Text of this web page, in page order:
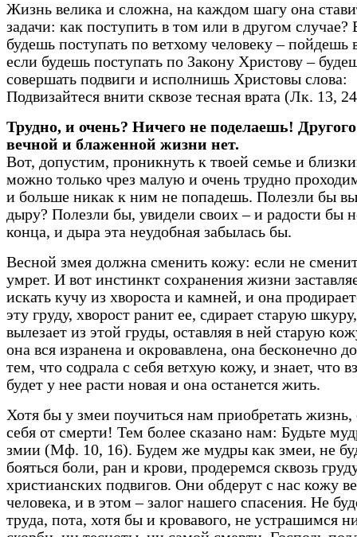
Жизнь велика и сложна, на каждом шагу она
задачи: как поступить в том или в другом случае?
будешь поступать по ветхому человеку – пойдешь
если будешь поступать по Закону Христову –
совершать подвиги и исполнишь Христовы слова:
Подвизайтеся внити сквозе тесная врата (Лк. 13,
Трудно, и очень? Ничего не поделаешь!
вечной и блаженной жизни нет.
Вот, допустим, проникнуть к твоей семье и
можно только чрез малую и очень трудно
и больше никак к ним не попадешь. Полезли бы
дыру? Полезли бы, увидели своих – и радости бы
конца, и дыра эта неудобная забылась бы.
Весной змея должна сменить кожу: если не
умрет. И вот инстинкт сохранения жизни
искать кучу из хвороста и камней, и она
эту груду, хворост ранит ее, сдирает старую
вылезает из этой груды, оставляя в ней старую
она вся изранена и окровавлена, она бесконечно
тем, что содрала с себя ветхую кожу, и знает, что
будет у нее расти новая и она останется жить.
Хотя бы у змеи поучиться нам приобретать жизнь,
себя от смерти! Тем более сказано нам: Будьте
змии (Мф. 10, 16). Будем же мудры как змеи, не
бояться боли, ран и крови, продеремся сквозь
христианских подвигов. Они обдерут с нас кожу
человека, и в этом – залог нашего спасения. Не
труда, пота, хотя бы и кровавого, не устрашимся